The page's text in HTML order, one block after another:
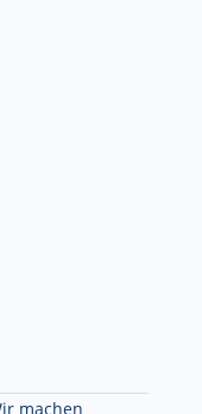
machen